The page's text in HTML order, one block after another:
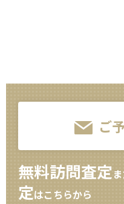
ご
無料訪問査定
定はこちらから